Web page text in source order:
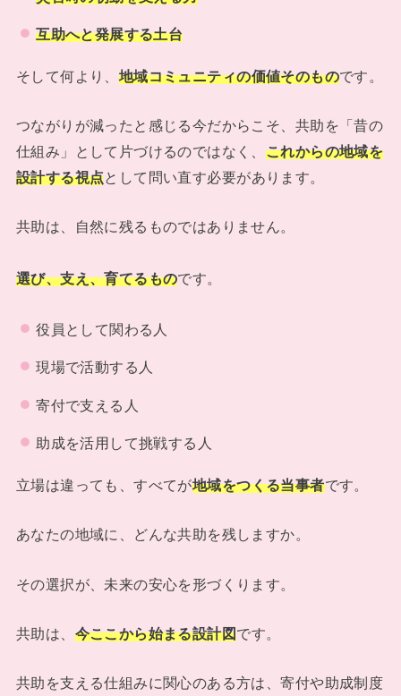
互助へと発展する土台
そして何より、 地域コミュニティの価値そのものです。
つながりが減ったと感じる今だからこそ、共助を「昔の
仕組み」として片づけるのではなく、 これからの地域を
設計する視点として問い直す必要があります。
共助は、自然に残るものではありません。
選び、支え、育てるものです。
役員として関わる人
現場で活動する人
寄付で支える人
助成を活用して挑戦する人
立場は違っても、すべてが地域をつくる当事者です。
あなたの地域に、どんな共助を残しますか。
その選択が、未来の安心を形づくります。
共助は、 今ここから始まる設計図です。
共助を支える仕組みに関心のある方は、寄付や助成制度